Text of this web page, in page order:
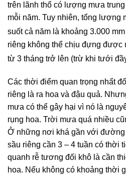
trên lãnh thổ có lượng mưa
mỗi năm. Tuy nhiên, tổng lượng
suốt cả năm là khoảng 3.000
riêng không thể chịu đựng được
từ 3 tháng trở lên (trừ khi tưới
Các thời điểm quan trọng nhất
riêng là ra hoa và đậu quả.
mưa có thể gây hại vì nó là
rụng hoa. Trời mưa quá nhiều
Ở những nơi khá gần với
sầu riêng cần 3 – 4 tuần có thời
quanh rễ tương đối khô là cần
hoa. Nếu không có khoảng thời